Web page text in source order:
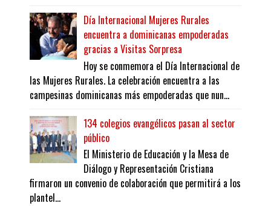
Día Internacional Mujeres Rurales
encuentra a dominicanas empoderadas
gracias a Visitas Sorpresa
Hoy se conmemora el Día Internacional de
las Mujeres Rurales. La celebración encuentra a las
campesinas dominicanas más empoderadas que nun...
134 colegios evangélicos pasan al sector
público
El Ministerio de Educación y la Mesa de
Diálogo y Representación Cristiana
firmaron un convenio de colaboración que permitirá a los
plantel...